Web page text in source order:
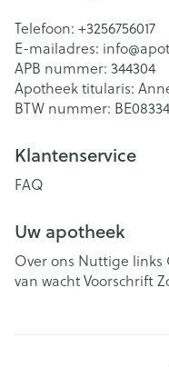
Telefoon: +3256756017
E-mailadres: info@
APB nummer: 344304
Apotheek titularis:
BTW nummer:
Klantenservice
FAQ
Uw apotheek
Over ons Nuttige links
van wachtVoorschrift